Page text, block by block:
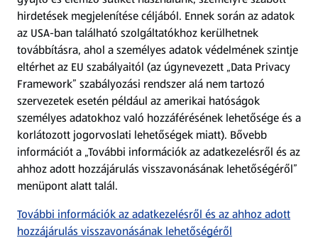
Árcsökkentés
Adattörlő alkalmazás
Szervizpont
(új oldalon nyílik meg)
Fedezz fel minket az interneten!
Töltsd le az ALDI Magyarország applikációt!
hirdetések megjelenítése céljából. Ennek során az adatok
az USA-ban található szolgáltatókhoz kerülhetnek
továbbításra, ahol a személyes adatok védelmének szintje
eltérhet az EU szabályaitól (az úgynevezett „Data Privacy
Framework” szabályozási rendszer alá nem tartozó
szervezetek esetén például az amerikai hatóságok
személyes adatokhoz való hozzáférésének lehetősége és a
korlátozott jogorvoslati lehetőségek miatt). Bővebb
információt a „További információk az adatkezelésről és az
ahhoz adott hozzájárulás visszavonásának lehetőségéről”
menüpont alatt talál.
További információk az adatkezelésről és az ahhoz adott
hozzájárulás visszavonásának lehetőségéről